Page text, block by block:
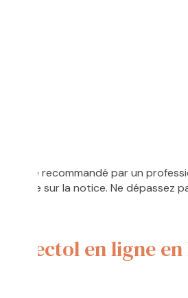
recommandé par un
sur la notice. Ne dépassez
en ligne en